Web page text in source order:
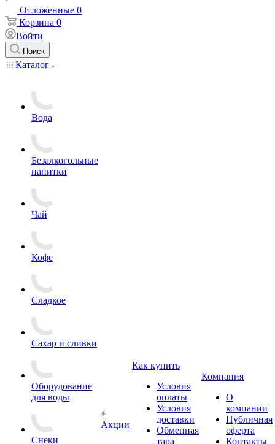
Отложенные 0
Корзина 0
Войти
Поиск
Каталог
Вода
Безалкогольные
напитки
Чай
Кофе
Сладкое
Сахар и сливки
Оборудование
для воды
Снеки
Акции
Как купить
Условия
оплаты
Условия
доставки
Обменная
тара
Компания
О
компании
Публичная
оферта
Контакты